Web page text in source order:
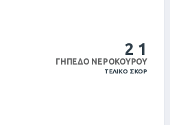
2 1
ΓΉΠΕΔΟ ΝΕΡΟΚΟΎΡΟΥ
ΤΕΛΙΚΌ ΣΚΌΡ